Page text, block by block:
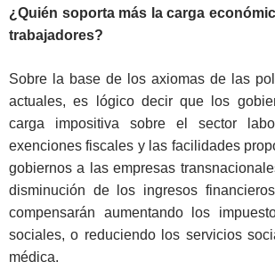
¿Quién soporta más la carga
trabajadores?
Sobre la base de los axiomas de las
actuales, es lógico decir que los
carga impositiva sobre el sector
exenciones fiscales y las facilidades
gobiernos a las empresas
disminución de los ingresos
compensarán aumentando los
sociales, o reduciendo los servicios
médica.